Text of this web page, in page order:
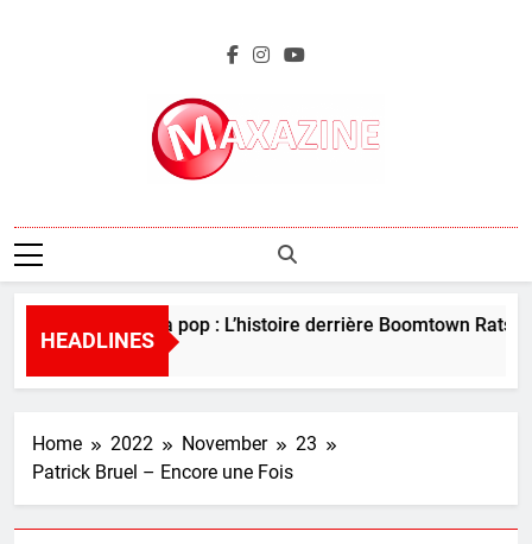
Maxazine.fr
HEADLINES
Perles de la pop : L’histoire derrière Boomtown Rats –
4 Days Ago
Home 2022 November
23
Patrick Bruel – Encore une Fois